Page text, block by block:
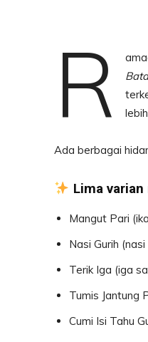
R
Ada berbagai
Lima
Mangut Pari
Nasi Gurih
Terik Iga (iga
Tumis Jantung
Cumi Isi Tahu